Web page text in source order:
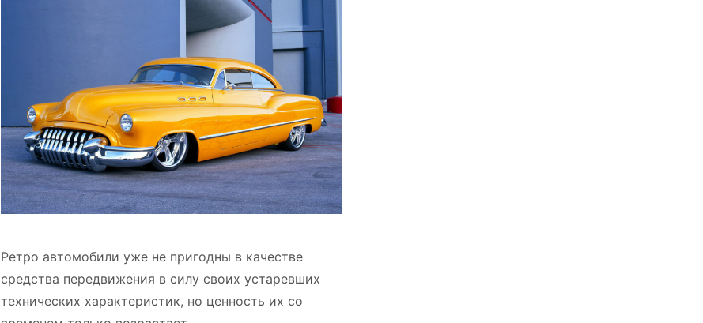
Ретро автомобили уже не пригодны в качестве
средства передвижения в силу своих устаревших
технических характеристик, но ценность их со